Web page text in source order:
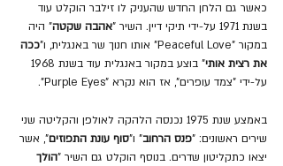
כאשר גם הלחן החדש שהעניק לו זילבר הוקלט עוד
בשנת 1971 על-ידי תיקי דיין. השיר "
אהבה שקטה" היה
במקור "Peaceful Love" אותו חנוך שר באנגלית, ו"
ככה
את רצית אותי
על-ידי "צמד עופרים", אז הוא נקרא "Purple Eyes".
באמצע שנת 1975 נכנסה הלהקה לאולפן והקליטה שני
שירים ראשונים: "פנס הרחוב" ו"סוף עונת התפוזים", אשר
יצאו כתקליטון שדרים. בנוסף הוקלט גם השיר "הולך